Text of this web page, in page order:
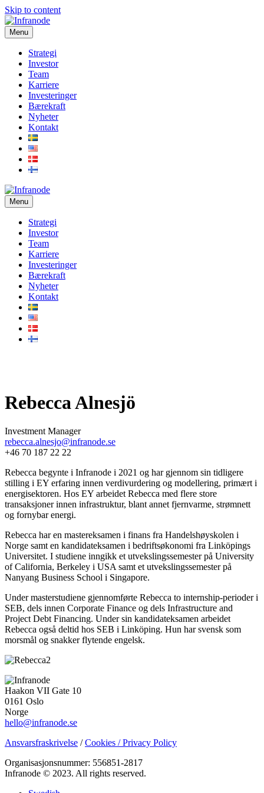
Skip to content
Menu
Strategi
Investor
Team
Karriere
Investeringer
Bærekraft
Nyheter
Kontakt
Menu
Strategi
Investor
Team
Karriere
Investeringer
Bærekraft
Nyheter
Kontakt
Rebecca Alnesjö
Investment Manager
rebecca.alnesjo@infranode.se
+46 70 187 22 22
Rebecca begynte i Infranode i 2021 og har gjennom sin tidligere
stilling i EY erfaring innen verdivurdering og modellering, primært i
energisektoren. Hos EY arbeidet Rebecca med flere store
transaksjoner innen infrastruktur, blant annet fjernvarme, strømnett
og fornybar energi.
Rebecca har en mastereksamen i finans fra Handelshøyskolen i
Norge samt en kandidateksamen i bedriftsøkonomi fra Linköpings
Universitet. I studiene inngikk et utvekslingssemester på University
of California, Berkeley i USA samt et utvekslingssemester på
Nanyang Business School i Singapore.
Under masterstudiene gjennomførte Rebecca to internship-perioder i
SEB, dels innen Corporate Finance og dels Infrastructure and
Project Debt Financing. Under sin kandidateksamen arbeidet
Rebecca også deltid hos SEB i Linköping. Hun har svensk som
morsmål og snakker flytende engelsk.
Haakon VII Gate 10
0161 Oslo
Norge
hello@infranode.se
Ansvarsfraskrivelse /Cookies / Privacy Policy
Organisasjonsnummer: 556851-2817
Infranode © 2023. All rights reserved.